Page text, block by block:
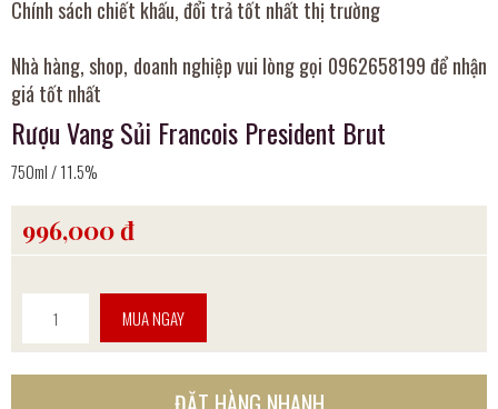
Chính sách chiết khấu, đổi trả tốt nhất thị trường
Nhà hàng, shop, doanh nghiệp vui lòng gọi 0962658199 để nhận
giá tốt nhất
Rượu Vang Sủi Francois President Brut
750ml / 11.5%
996,000 đ
MUA NGAY